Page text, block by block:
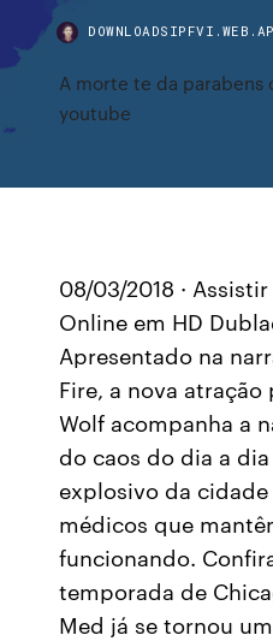
A morte te da
youtube
08/03/2018 ·
Online em HD
Apresentado na
Fire, a nova
Wolf acompanha a
do caos do dia a
explosivo da
médicos que
funcionando.
temporada de
Med já se tornou